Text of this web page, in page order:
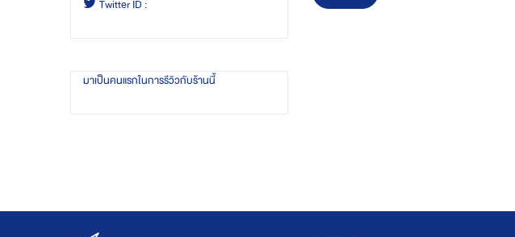
Twitter ID :
มาเป็นคนแรกในการรีวิวกับร้านนี้